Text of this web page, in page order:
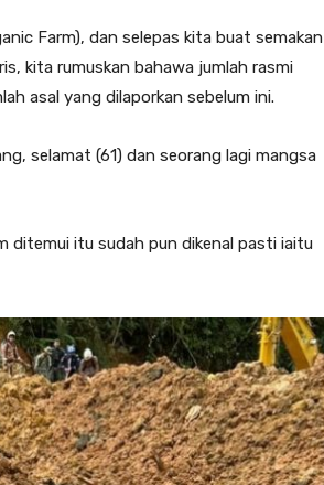
Farm), dan selepas kita buat semakan
kita rumuskan bahawa jumlah rasmi
asal yang dilaporkan sebelum ini.
selamat (61) dan seorang lagi mangsa
ditemui itu sudah pun dikenal pasti iaitu